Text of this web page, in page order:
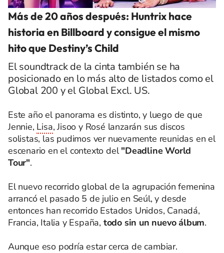
Más de 20 años después: Huntrix hace
historia en Billboard y consigue el mismo
hito que Destiny’s Child
El soundtrack de la cinta también se ha
posicionado en lo más alto de listados como el
Global 200 y el Global Excl. US.
Este año el panorama es distinto, y luego de que
Jennie, Lisa, Jisoo y Rosé lanzarán sus discos
solistas, las pudimos ver nuevamente reunidas en el
escenario en el contexto del"Deadline World
Tour".
El nuevo recorrido global de la agrupación femenina
arrancó el pasado 5 de julio en Seúl, y desde
entonces han recorrido Estados Unidos, Canadá,
Francia, Italia y España, todo sin un nuevo álbum.
Aunque eso podría estar cerca de cambiar.